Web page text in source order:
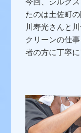
今回、シルク
たのは土佐町
川寿光さんと
クリーンの仕
者の方に丁寧に